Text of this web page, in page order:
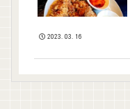
2023.03.16